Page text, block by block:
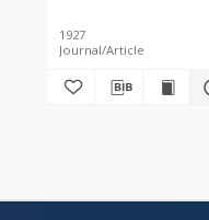
1927
Journal/Article